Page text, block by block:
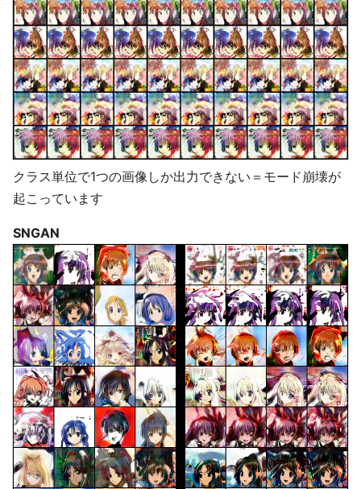
クラス単位で1つの画像しか出力できない＝モード崩壊が
起こっています
SNGAN